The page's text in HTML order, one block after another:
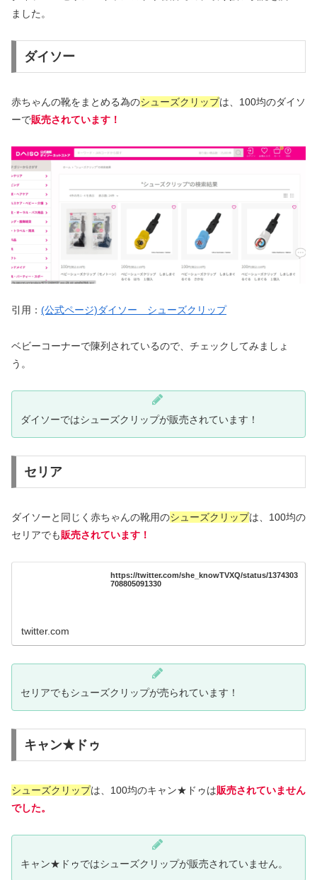
ました。
ダイソー
赤ちゃんの靴をまとめる為のシューズクリップは、100均のダイソ
ーで販売されています！
引用： (公式ページ)ダイソー シューズクリップ
ベビーコーナーで陳列されているので、チェックしてみましょ
う。
ダイソーではシューズクリップが販売されています！
セリア
ダイソーと同じく赤ちゃんの靴用のシューズクリップは、100均の
セリアでも 販売されています！
https://twitter.com/she_knowTVXQ/status/1374303
708805091330
twitter.com
セリアでもシューズクリップが売られています！
キャン★ドゥ
シューズクリップは、100均のキャン★ドゥは販売されていません
でした。
キャン★ドゥではシューズクリップが販売されていません。